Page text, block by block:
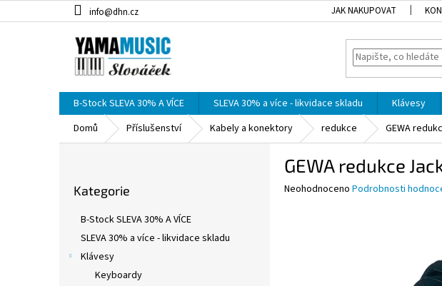
na
info@dhn.cz JAK NAKUPOVAT
B-Stock SLEVA 30% A VÍCE SLEVA 30% a více - likvidace skladu Klávesy
Domů
Příslušenství Kabely a konektory redukce GEWA
kategorie
Kategorie
B-Stock SLEVA 30% A VÍCE
SLEVA 30% a více - likvidace skladu
Klávesy
Keyboardy
GEWA redukce
Průměrné
Neohodnoceno Podrobnosti